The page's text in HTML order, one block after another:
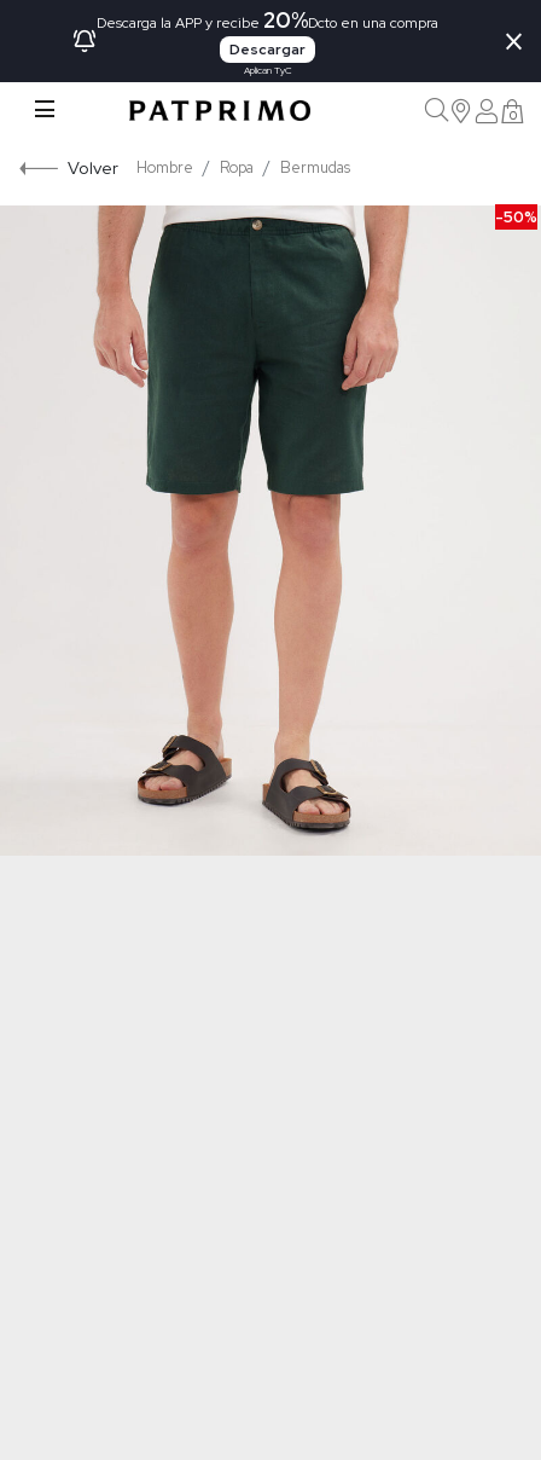
Descarga la APP y recibe 20%Dcto en una compra
Descargar
Aplican TyC
×
0
Volver Hombre Ropa Bermudas
-50%